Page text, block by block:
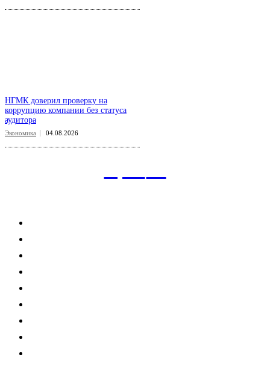
НГМК доверил проверку на
коррупцию компании без статуса
аудитора
Экономика 04.08.2026